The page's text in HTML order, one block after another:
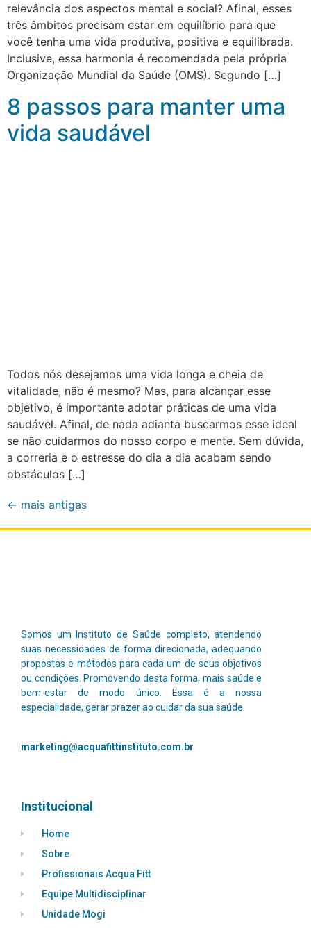
relevância dos aspectos mental e social? Afinal, esses
três âmbitos precisam estar em equilíbrio para que
você tenha uma vida produtiva, positiva e equilibrada.
Inclusive, essa harmonia é recomendada pela própria
Organização Mundial da Saúde (OMS). Segundo […]
8 passos para manter uma
vida saudável
Todos nós desejamos uma vida longa e cheia de
vitalidade, não é mesmo? Mas, para alcançar esse
objetivo, é importante adotar práticas de uma vida
saudável. Afinal, de nada adianta buscarmos esse ideal
se não cuidarmos do nosso corpo e mente. Sem dúvida,
a correria e o estresse do dia a dia acabam sendo
obstáculos […]
← mais antigas
Somos um Instituto de Saúde completo, atendendo
suas necessidades de forma direcionada, adequando
propostas e métodos para cada um de seus objetivos
ou condições. Promovendo desta forma, mais saúde e
bem-estar de modo único. Essa é a nossa
especialidade, gerar prazer ao cuidar da sua saúde.
marketing@acquafittinstituto.com.br
Institucional
Home
Sobre
Profissionais Acqua Fitt
Equipe Multidisciplinar
Unidade Mogi